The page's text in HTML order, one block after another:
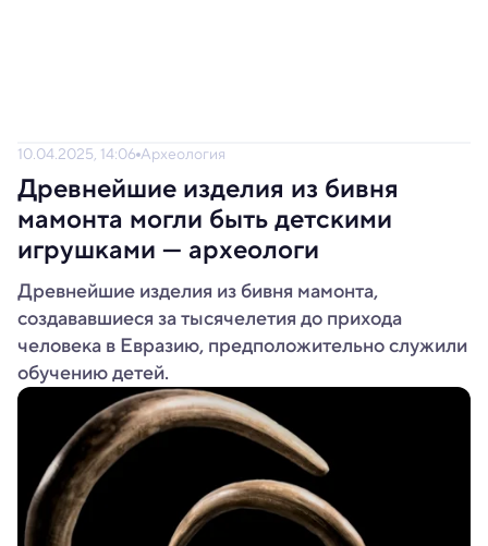
10.04.2025, 14:06 Археология
Древнейшие изделия из бивня
мамонта могли быть детскими
игрушками — археологи
Древнейшие изделия из бивня мамонта,
создававшиеся за тысячелетия до прихода
человека в Евразию, предположительно служили
обучению детей.